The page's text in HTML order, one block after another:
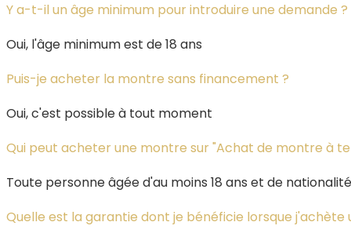
Y a-t-il un âge minimum pour introduire une demande ?
Oui, l'âge minimum est de 18 ans
Puis-je acheter la montre sans financement ?
Oui, c'est possible à tout moment
Qui peut acheter une montre sur "Achat de montre à
Toute personne âgée d'au moins 18 ans et de
Quelle est la garantie dont je bénéficie lorsque j'achète